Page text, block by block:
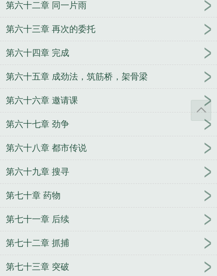
第六十二章 同一片雨
第六十三章 再次的委托
第六十四章 完成
第六十五章 成劲法，筑筋桥，架骨梁
第六十六章 邀请课
第六十七章 劲争
第六十八章 都市传说
第六十九章 搜寻
第七十章 药物
第七十一章 后续
第七十二章 抓捕
第七十三章 突破